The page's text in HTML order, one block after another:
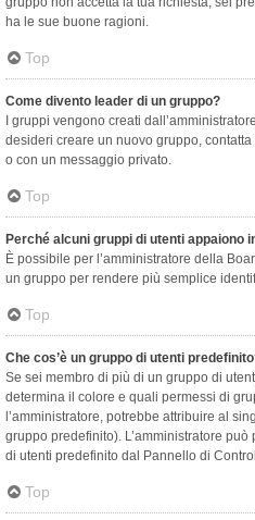
ha le sue buone ragioni.
Top
Come divento leader di un gruppo?
I gruppi vengono creati
desideri creare un nuovo gruppo,
o con un messaggio privato.
Top
Perché alcuni gruppi di utenti appaiono
È possibile per l’amministratore della
un gruppo per rendere più semplice
Top
Che cos’è un gruppo di utenti
Se sei membro di più di un gruppo di
determina il colore e quali permessi di
l’amministratore, potrebbe attribuire al
gruppo predefinito). L’amministratore
di utenti predefinito dal Pannello di
Top